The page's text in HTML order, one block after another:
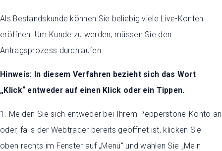
Als Bestandskunde können Sie beliebig viele Live-Konten
eröffnen. Um Kunde zu werden, müssen Sie den
Antragsprozess durchlaufen.
Hinweis: In diesem Verfahren bezieht sich das Wort
„Klick“ entweder auf einen Klick oder ein Tippen.
1. Melden Sie sich entweder bei Ihrem Pepperstone-Konto an
oder, falls der Webtrader bereits geöffnet ist, klicken Sie
oben rechts im Fenster auf „Menü“ und wählen Sie „Mein